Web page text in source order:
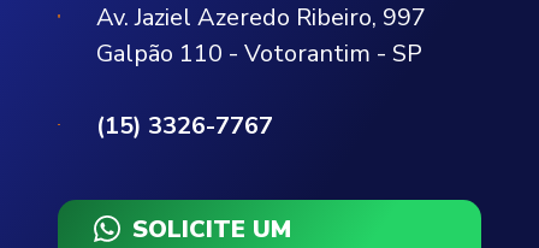
Av. Jaziel Azeredo Ribeiro, 997
Galpão 110 - Votorantim - SP
(15) 3326-7767
SOLICITE UM